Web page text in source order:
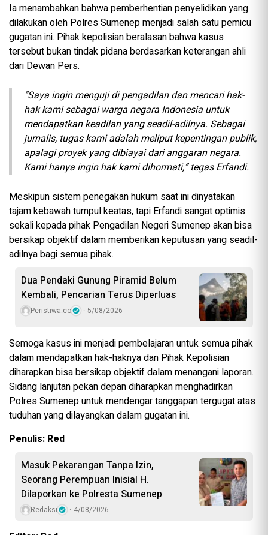
Ia menambahkan bahwa pemberhentian penyelidikan yang
dilakukan oleh Polres Sumenep menjadi salah satu pemicu
gugatan ini. Pihak kepolisian beralasan bahwa kasus
tersebut bukan tindak pidana berdasarkan keterangan ahli
dari Dewan Pers.
“Saya ingin menguji di pengadilan dan mencari hak-
hak kami sebagai warga negara Indonesia untuk
mendapatkan keadilan yang seadil-adilnya. Sebagai
jurnalis, tugas kami adalah meliput kepentingan publik,
apalagi proyek yang dibiayai dari anggaran negara.
Kami hanya ingin hak kami dihormati,” tegas Erfandi.
Meskipun sistem penegakan hukum saat ini dinyatakan
tajam kebawah tumpul keatas, tapi Erfandi sangat optimis
sekali kepada pihak Pengadilan Negeri Sumenep akan bisa
bersikap objektif dalam memberikan keputusan yang seadil-
adilnya bagi semua pihak.
Dua Pendaki Gunung Piramid Belum
Kembali, Pencarian Terus Diperluas
Peristiwa.co 5/08/2026
Semoga kasus ini menjadi pembelajaran untuk semua pihak
dalam mendapatkan hak-haknya dan Pihak Kepolisian
diharapkan bisa bersikap objektif dalam menangani laporan.
Sidang lanjutan pekan depan diharapkan menghadirkan
Polres Sumenep untuk mendengar tanggapan tergugat atas
tuduhan yang dilayangkan dalam gugatan ini.
Penulis: Red
Masuk Pekarangan Tanpa Izin,
Seorang Perempuan Inisial H.
Dilaporkan ke Polresta Sumenep
Redaksi 4/08/2026